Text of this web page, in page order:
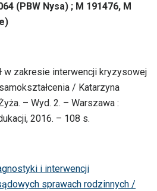
(PBW Nysa) ; M 191476, M
w zakresie interwencji kryzysowej
/ Katarzyna
– Wyd. 2. – Warszawa :
2016. – 108 s.
i interwencji
sprawach rodzinnych /